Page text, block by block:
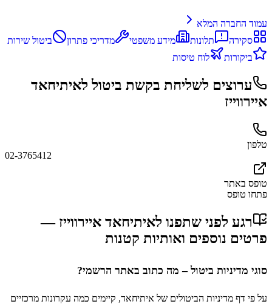
עמוד החברה המלא
סקירה
תלונות מידע משפטי מדריכי פתרון
ביטול שירות
ביקורות
לוח טיסות
ערוצים לשליחת בקשת ביטול לאיתיחאד
איירווייז
טלפון
02-3765412
טופס באתר
פתחו טופס
רגע לפני שתפנו לאיתיחאד איירווייז —
פרטים נוספים ואותיות קטנות
סוגי מדיניות ביטול – מה כתוב באתר הרשמי?
על פי דף מדיניות הביטולים של איתיחאד, קיימים כמה עקרונות מרכזיים